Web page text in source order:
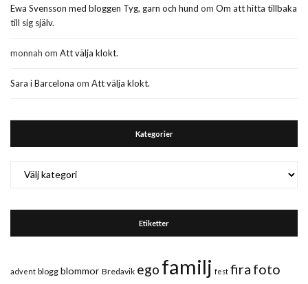
Ewa Svensson med bloggen Tyg, garn och hund om Om att hitta tillbaka
till sig själv.
monnah om Att välja klokt.
Sara i Barcelona om Att välja klokt.
Kategorier
Etiketter
advent blogg blommor Bredavik ego familj fest fira foto